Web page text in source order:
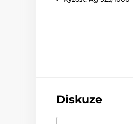
Diskuze